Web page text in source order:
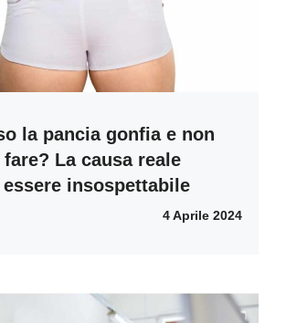
la pancia gonfia e non
La causa reale
insospettabile
4 Aprile 2024